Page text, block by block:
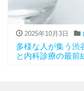
2025年10月3日
多様な人が集う渋
と内科診療の最前